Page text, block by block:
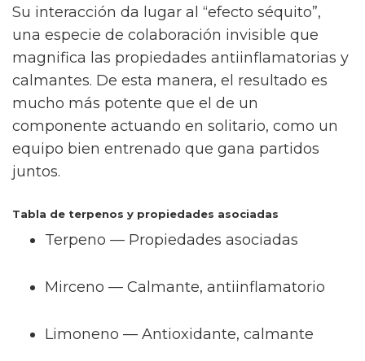
Su interacción da lugar al “efecto séquito”,
una especie de colaboración invisible que
magnifica las propiedades antiinflamatorias y
calmantes. De esta manera, el resultado es
mucho más potente que el de un
componente actuando en solitario, como un
equipo bien entrenado que gana partidos
juntos.
Tabla de terpenos y propiedades asociadas
Terpeno — Propiedades asociadas
Mirceno — Calmante, antiinflamatorio
Limoneno — Antioxidante, calmante